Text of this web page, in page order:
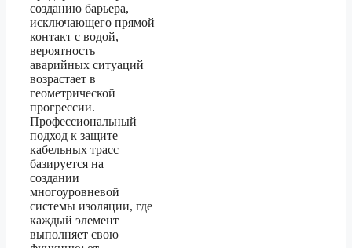
созданию барьера,
исключающего прямой
контакт с водой,
вероятность
аварийных ситуаций
возрастает в
геометрической
прогрессии.
Профессиональный
подход к защите
кабельных трасс
базируется на
создании
многоуровневой
системы изоляции, где
каждый элемент
выполняет свою